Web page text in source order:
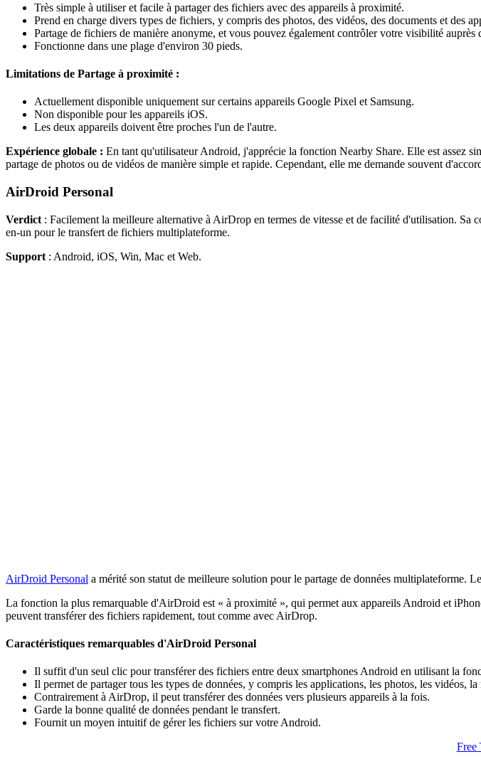
Très simple à utiliser et facile à partager des fichiers avec des appareils à proximité.
Prend en charge divers types de fichiers, y compris des photos, des vidéos, des documents et des
Partage de fichiers de manière anonyme, et vous pouvez également contrôler votre visibilité auprès
Fonctionne dans une plage d'environ 30 pieds.
Limitations de Partage à proximité :
Actuellement disponible uniquement sur certains appareils Google Pixel et Samsung.
Non disponible pour les appareils iOS.
Les deux appareils doivent être proches l'un de l'autre.
Expérience globale : En tant qu'utilisateur Android, j'apprécie la fonction Nearby Share. Elle est assez
partage de photos ou de vidéos de manière simple et rapide. Cependant, elle me demande souvent
AirDroid Personal
Verdict : Facilement la meilleure alternative à AirDrop en termes de vitesse et de facilité d'utilisation.
en-un pour le transfert de fichiers multiplateforme.
Support : Android, iOS, Win, Mac et Web.
AirDroid Personal a mérité son statut de meilleure solution pour le partage de données multiplateforme.
La fonction la plus remarquable d'AirDroid est « à proximité », qui permet aux appareils Android et
peuvent transférer des fichiers rapidement, tout comme avec AirDrop.
Caractéristiques remarquables d'AirDroid Personal
Il suffit d'un seul clic pour transférer des fichiers entre deux smartphones Android en utilisant la
Il permet de partager tous les types de données, y compris les applications, les photos, les vidéos,
Contrairement à AirDrop, il peut transférer des données vers plusieurs appareils à la fois.
Garde la bonne qualité de données pendant le transfert.
Fournit un moyen intuitif de gérer les fichiers sur votre Android.
Free